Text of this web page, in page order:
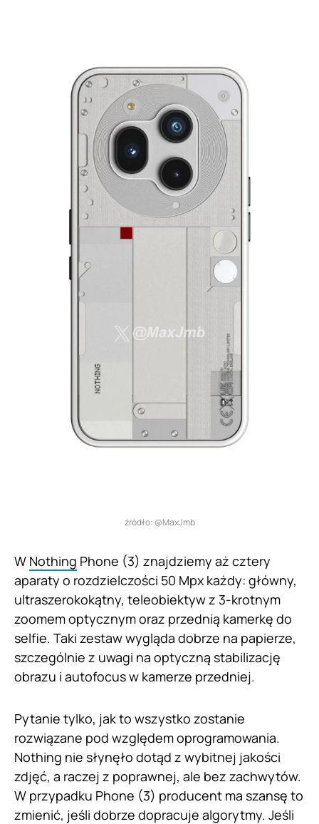
źródło: @MaxJmb
W Nothing Phone (3) znajdziemy aż cztery
aparaty o rozdzielczości 50 Mpx każdy: główny,
ultraszerokokątny, teleobiektyw z 3-krotnym
zoomem optycznym oraz przednią kamerkę do
selfie. Taki zestaw wygląda dobrze na papierze,
szczególnie z uwagi na optyczną stabilizację
obrazu i autofocus w kamerze przedniej.
Pytanie tylko, jak to wszystko zostanie
rozwiązane pod względem oprogramowania.
Nothing nie słynęło dotąd z wybitnej jakości
zdjęć, a raczej z poprawnej, ale bez zachwytów.
W przypadku Phone (3) producent ma szansę to
zmienić, jeśli dobrze dopracuje algorytmy. Jeśli